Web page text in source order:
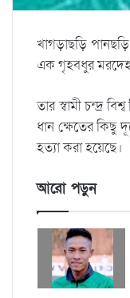
খাগড়াছড়ি
এক গৃহবধুর মরদেহ
তার স্বামী চন্দ্র
ধান ক্ষেতের কিছু
হত্যা করা হয়েছে।
আরো পড়ুন